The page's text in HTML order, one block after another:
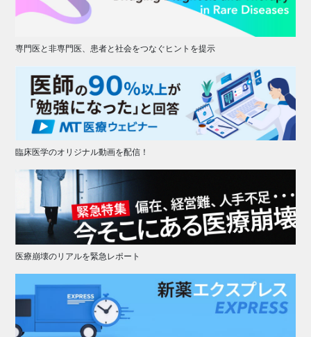
専門医と非専門医、患者と社会をつなぐヒントを提示
臨床医学のオリジナル動画を配信！
医療崩壊のリアルを緊急レポート